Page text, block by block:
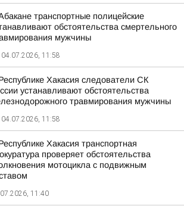
транспортные полицейские
обстоятельства смертельного
мужчины
04.07.2026, 11:58
Хакасия следователи СК
устанавливают обстоятельства
травмирования мужчины
04.07.2026, 11:58
Хакасия транспортная
проверяет обстоятельства
мотоцикла с подвижным
11:40